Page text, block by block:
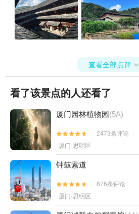
查看全部点评 
看了该景点的人还看了
厦门园林植物园(5A)


2473条评论
厦门·思明区
钟鼓索道


876条评论
厦门·思明区